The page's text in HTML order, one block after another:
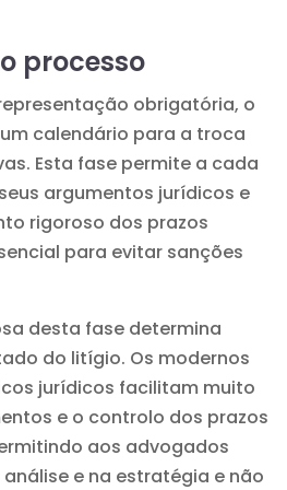
processo
obrigatória, o
calendário para a troca
Esta fase permite a cada
argumentos jurídicos e
rigoroso dos prazos
para evitar sanções
desta fase determina
do litígio. Os modernos
jurídicos facilitam muito
e o controlo dos prazos
aos advogados
e na estratégia e não